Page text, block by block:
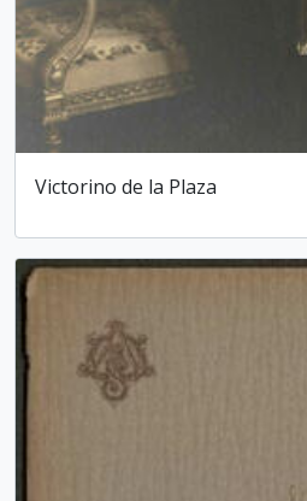
Victorino de la Plaza